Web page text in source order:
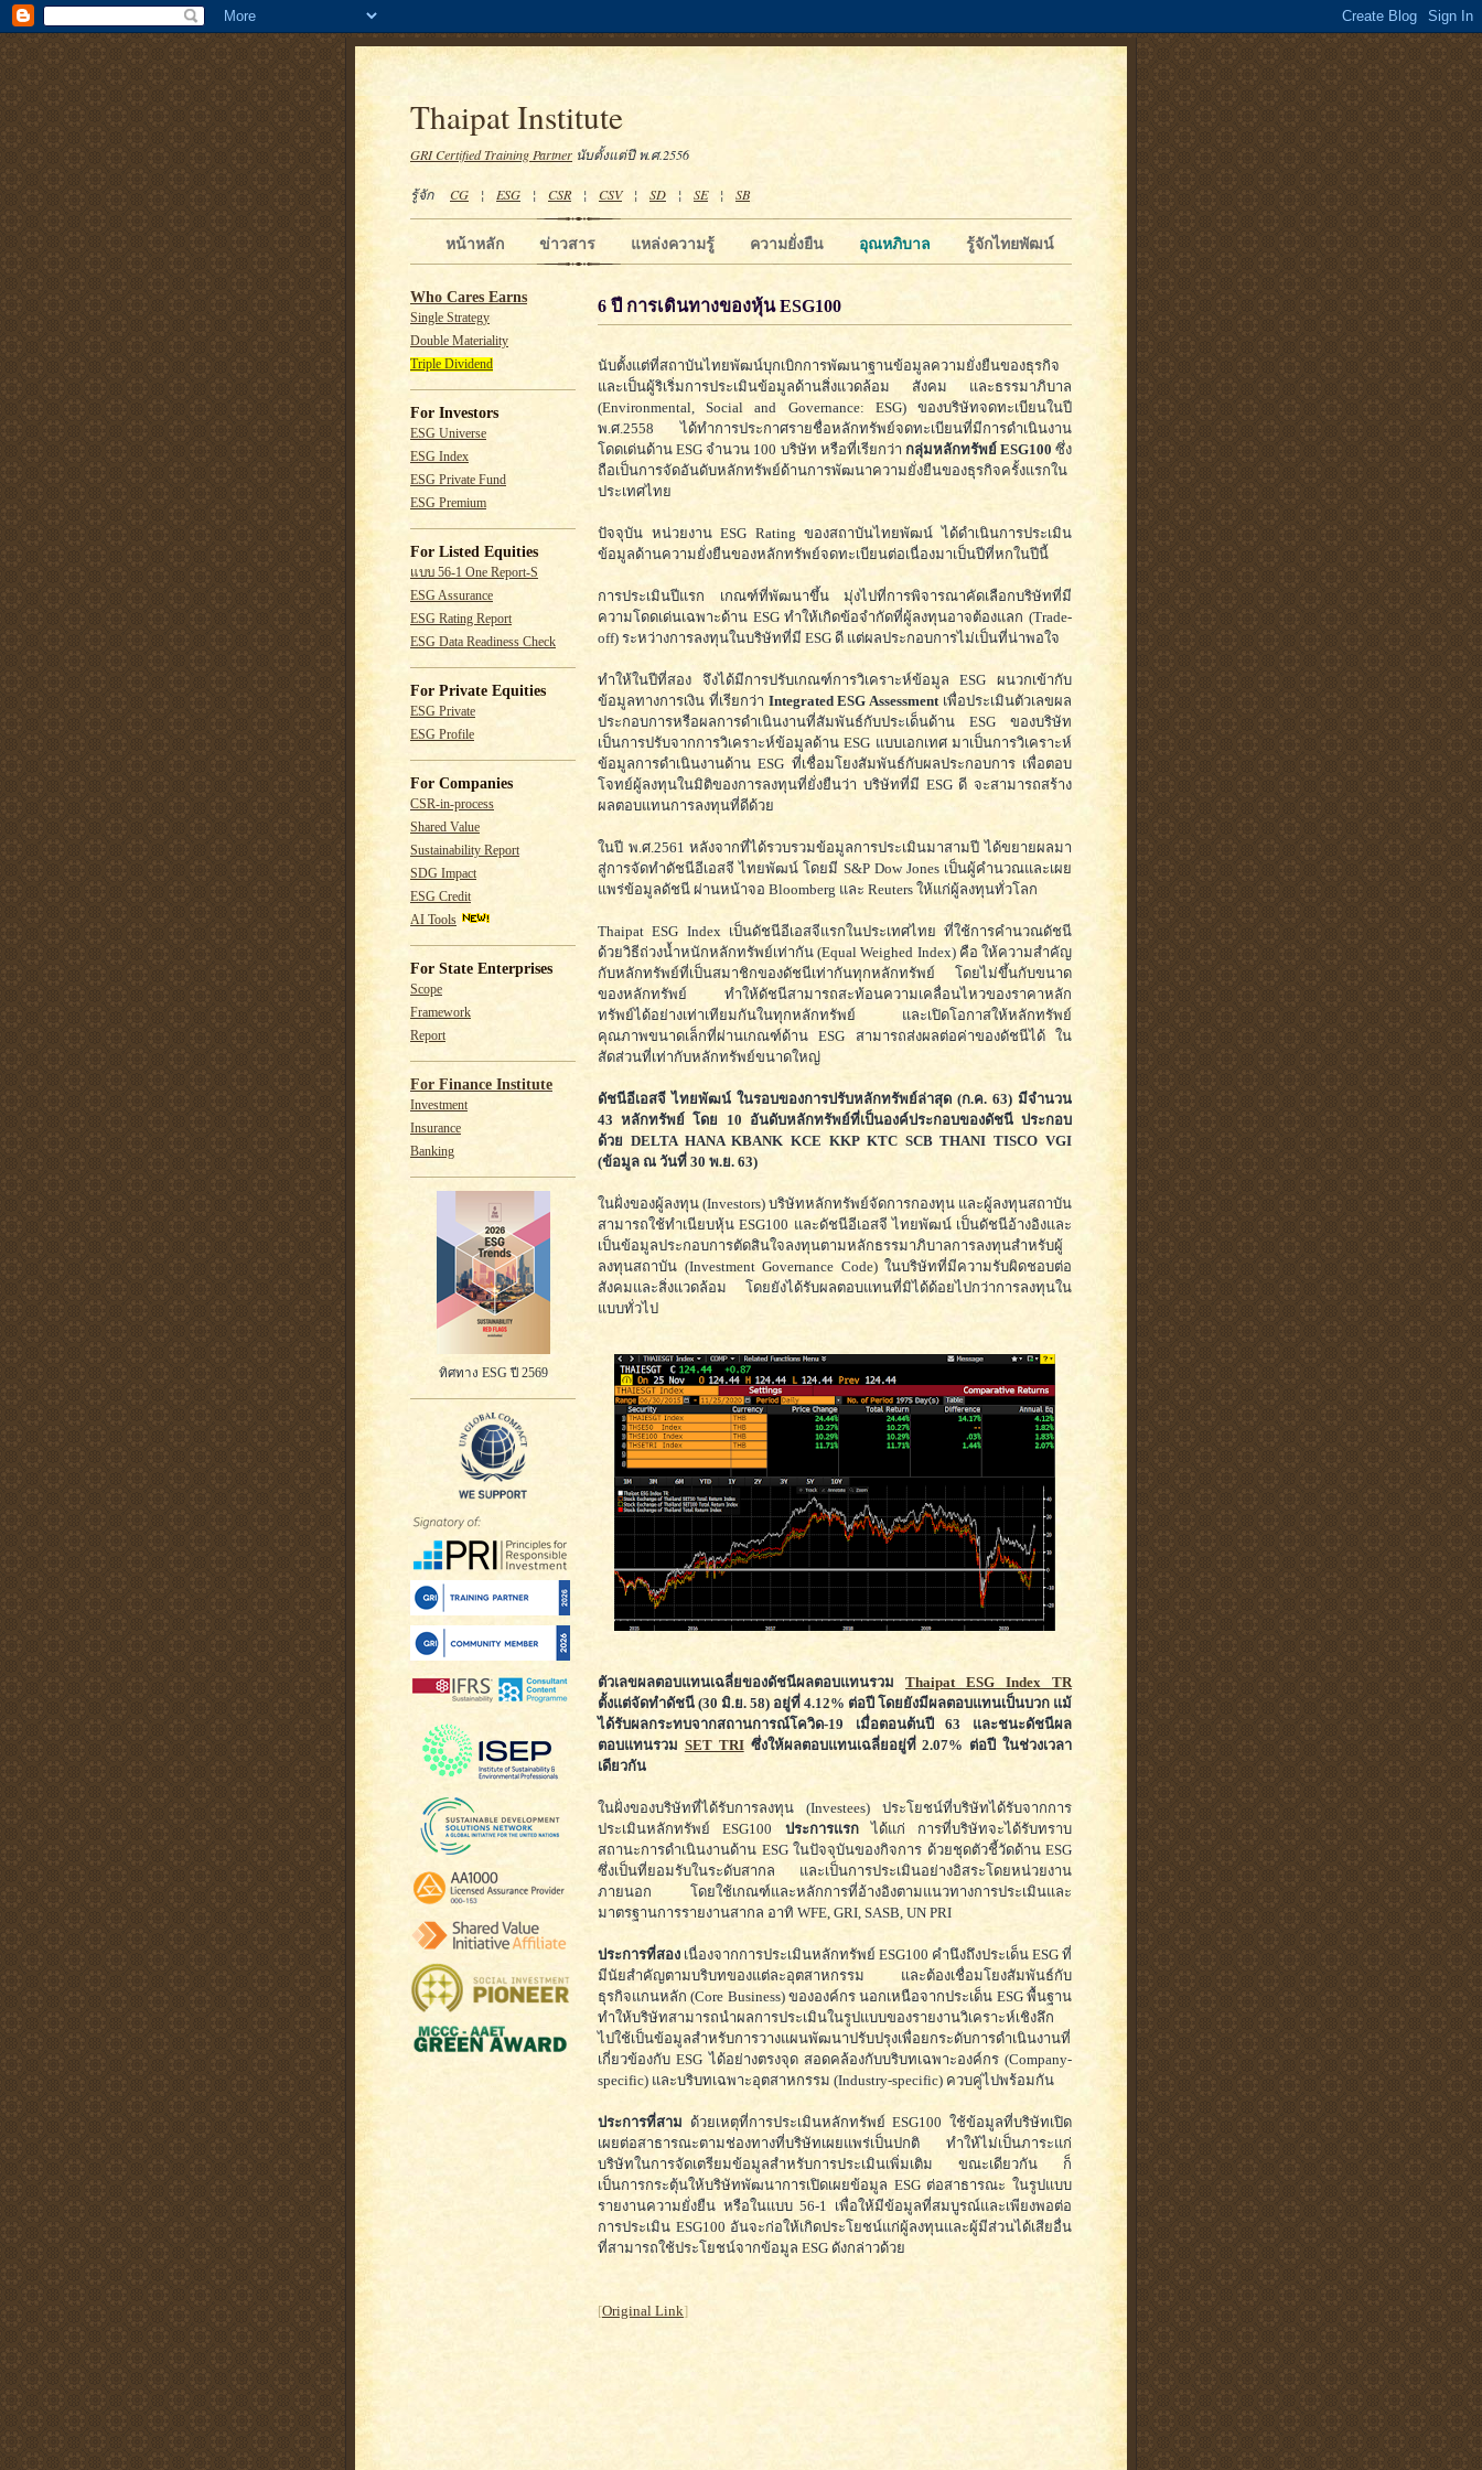
Thaipat Institute
GRI Certified Training Partner นับตั้งแต่ปี พ.ศ.2556
รู้จัก CG ¦ ESG ¦ CSR¦ CSV¦ SD ¦ SE¦ SB
รู้จักไทยพัฒน์
อุณหภิบาล
ความยั่งยืน
แหล่งความรู้
ข่าวสาร
หน้าหลัก
Who Cares Earns
Single Strategy
Double Materiality
Triple Dividend
For Investors
ESG Universe
ESG Index
ESG Private Fund
ESG Premium
For Listed Equities
แบบ 56-1 One Report-S
ESG Assurance
ESG Rating Report
ESG Data Readiness Check
For Private Equities
ESG Private
ESG Profile
For Companies
CSR-in-process
Shared Value
Sustainability Report
SDG Impact
ESG Credit
AI Tools
For State Enterprises
Scope
Framework
Report
For Finance Institute
Investment
Insurance
Banking
ทิศทาง ESG ปี 2569
6 ปี การเดินทางของหุ้น ESG100
นับตั้งแต่ที่สถาบันไทยพัฒน์บุกเบิกการพัฒนาฐานข้อมูลความยั่งยืนของธุรกิจ
และเป็นผู้ริเริ่มการประเมินข้อมูลด้านสิ่งแวดล้อม สังคม และธรรมาภิบาล
(Environmental, Social and Governance: ESG) ของบริษัทจดทะเบียนในปี
พ.ศ.2558 ได้ทำการประกาศรายชื่อหลักทรัพย์จดทะเบียนที่มีการดำเนินงาน
โดดเด่นด้าน ESG จำนวน 100 บริษัท หรือที่เรียกว่า กลุ่มหลักทรัพย์ ESG100 ซึ่ง
ถือเป็นการจัดอันดับหลักทรัพย์ด้านการพัฒนาความยั่งยืนของธุรกิจครั้งแรกใน
ประเทศไทย
ปัจจุบัน หน่วยงาน ESG Rating ของสถาบันไทยพัฒน์ ได้ดำเนินการประเมิน
ข้อมูลด้านความยั่งยืนของหลักทรัพย์จดทะเบียนต่อเนื่องมาเป็นปีที่หกในปีนี้
การประเมินปีแรก เกณฑ์ที่พัฒนาขึ้น มุ่งไปที่การพิจารณาคัดเลือกบริษัทที่มี
ความโดดเด่นเฉพาะด้าน ESG ทำให้เกิดข้อจำกัดที่ผู้ลงทุนอาจต้องแลก (Trade-
off) ระหว่างการลงทุนในบริษัทที่มี ESG ดี แต่ผลประกอบการไม่เป็นที่น่าพอใจ
ทำให้ในปีที่สอง จึงได้มีการปรับเกณฑ์การวิเคราะห์ข้อมูล ESG ผนวกเข้ากับ
ข้อมูลทางการเงิน ที่เรียกว่า Integrated ESG Assessment เพื่อประเมินตัวเลขผล
ประกอบการหรือผลการดำเนินงานที่สัมพันธ์กับประเด็นด้าน ESG ของบริษัท
เป็นการปรับจากการวิเคราะห์ข้อมูลด้าน ESG แบบเอกเทศ มาเป็นการวิเคราะห์
ข้อมูลการดำเนินงานด้าน ESG ที่เชื่อมโยงสัมพันธ์กับผลประกอบการ เพื่อตอบ
โจทย์ผู้ลงทุนในมิติของการลงทุนที่ยั่งยืนว่า บริษัทที่มี ESG ดี จะสามารถสร้าง
ผลตอบแทนการลงทุนที่ดีด้วย
ในปี พ.ศ.2561 หลังจากที่ได้รวบรวมข้อมูลการประเมินมาสามปี ได้ขยายผลมา
สู่การจัดทำดัชนีอีเอสจี ไทยพัฒน์ โดยมี S&P Dow Jones เป็นผู้คำนวณและเผย
แพร่ข้อมูลดัชนี ผ่านหน้าจอ Bloomberg และ Reuters ให้แก่ผู้ลงทุนทั่วโลก
Thaipat ESG Index เป็นดัชนีอีเอสจีแรกในประเทศไทย ที่ใช้การคำนวณดัชนี
ด้วยวิธีถ่วงน้ำหนักหลักทรัพย์เท่ากัน (Equal Weighed Index) คือ ให้ความสำคัญ
กับหลักทรัพย์ที่เป็นสมาชิกของดัชนีเท่ากันทุกหลักทรัพย์ โดยไม่ขึ้นกับขนาด
ของหลักทรัพย์ ทำให้ดัชนีสามารถสะท้อนความเคลื่อนไหวของราคาหลัก
ทรัพย์ได้อย่างเท่าเทียมกันในทุกหลักทรัพย์ และเปิดโอกาสให้หลักทรัพย์
คุณภาพขนาดเล็กที่ผ่านเกณฑ์ด้าน ESG สามารถส่งผลต่อค่าของดัชนีได้ ใน
สัดส่วนที่เท่ากับหลักทรัพย์ขนาดใหญ่
ดัชนีอีเอสจี ไทยพัฒน์ ในรอบของการปรับหลักทรัพย์ล่าสุด (ก.ค. 63) มีจำนวน
43 หลักทรัพย์ โดย 10 อันดับหลักทรัพย์ที่เป็นองค์ประกอบของดัชนี ประกอบ
ด้วย DELTA HANA KBANK KCE KKP KTC SCB THANI TISCO VGI
(ข้อมูล ณ วันที่ 30 พ.ย. 63)
ในฝั่งของผู้ลงทุน (Investors) บริษัทหลักทรัพย์จัดการกองทุน และผู้ลงทุนสถาบัน
สามารถใช้ทำเนียบหุ้น ESG100 และดัชนีอีเอสจี ไทยพัฒน์ เป็นดัชนีอ้างอิงและ
เป็นข้อมูลประกอบการตัดสินใจลงทุนตามหลักธรรมาภิบาลการลงทุนสำหรับผู้
ลงทุนสถาบัน (Investment Governance Code) ในบริษัทที่มีความรับผิดชอบต่อ
สังคมและสิ่งแวดล้อม โดยยังได้รับผลตอบแทนที่มิได้ด้อยไปกว่าการลงทุนใน
แบบทั่วไป
ตัวเลขผลตอบแทนเฉลี่ยของดัชนีผลตอบแทนรวม Thaipat ESG Index TR
ตั้งแต่จัดทำดัชนี (30 มิ.ย. 58) อยู่ที่ 4.12% ต่อปี โดยยังมีผลตอบแทนเป็นบวก แม้
ได้รับผลกระทบจากสถานการณ์โควิด-19 เมื่อตอนต้นปี 63 และชนะดัชนีผล
ตอบแทนรวม SET TRIซึ่งให้ผลตอบแทนเฉลี่ยอยู่ที่ 2.07% ต่อปี ในช่วงเวลา
เดียวกัน
ในฝั่งของบริษัทที่ได้รับการลงทุน (Investees) ประโยชน์ที่บริษัทได้รับจากการ
ประเมินหลักทรัพย์ ESG100 ประการแรกได้แก่ การที่บริษัทจะได้รับทราบ
สถานะการดำเนินงานด้าน ESG ในปัจจุบันของกิจการ ด้วยชุดตัวชี้วัดด้าน ESG
ซึ่งเป็นที่ยอมรับในระดับสากล และเป็นการประเมินอย่างอิสระโดยหน่วยงาน
ภายนอก โดยใช้เกณฑ์และหลักการที่อ้างอิงตามแนวทางการประเมินและ
มาตรฐานการรายงานสากล อาทิ WFE, GRI, SASB, UN PRI
ประการที่สอง เนื่องจากการประเมินหลักทรัพย์ ESG100 คำนึงถึงประเด็น ESG ที่
มีนัยสำคัญตามบริบทของแต่ละอุตสาหกรรม และต้องเชื่อมโยงสัมพันธ์กับ
ธุรกิจแกนหลัก (Core Business) ขององค์กร นอกเหนือจากประเด็น ESG พื้นฐาน
ทำให้บริษัทสามารถนำผลการประเมินในรูปแบบของรายงานวิเคราะห์เชิงลึก
ไปใช้เป็นข้อมูลสำหรับการวางแผนพัฒนาปรับปรุงเพื่อยกระดับการดำเนินงานที่
เกี่ยวข้องกับ ESG ได้อย่างตรงจุด สอดคล้องกับบริบทเฉพาะองค์กร (Company-
specific) และบริบทเฉพาะอุตสาหกรรม (Industry-specific) ควบคู่ไปพร้อมกัน
ประการที่สาม ด้วยเหตุที่การประเมินหลักทรัพย์ ESG100 ใช้ข้อมูลที่บริษัทเปิด
เผยต่อสาธารณะตามช่องทางที่บริษัทเผยแพร่เป็นปกติ ทำให้ไม่เป็นภาระแก่
บริษัทในการจัดเตรียมข้อมูลสำหรับการประเมินเพิ่มเติม ขณะเดียวกัน ก็
เป็นการกระตุ้นให้บริษัทพัฒนาการเปิดเผยข้อมูล ESG ต่อสาธารณะ ในรูปแบบ
รายงานความยั่งยืน หรือในแบบ 56-1 เพื่อให้มีข้อมูลที่สมบูรณ์และเพียงพอต่อ
การประเมิน ESG100 อันจะก่อให้เกิดประโยชน์แก่ผู้ลงทุนและผู้มีส่วนได้เสียอื่น
ที่สามารถใช้ประโยชน์จากข้อมูล ESG ดังกล่าวด้วย
[Original Link]